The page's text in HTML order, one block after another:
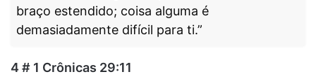
braço estendido; coisa alguma é
demasiadamente difícil para ti.”
4 # 1 Crônicas 29:11